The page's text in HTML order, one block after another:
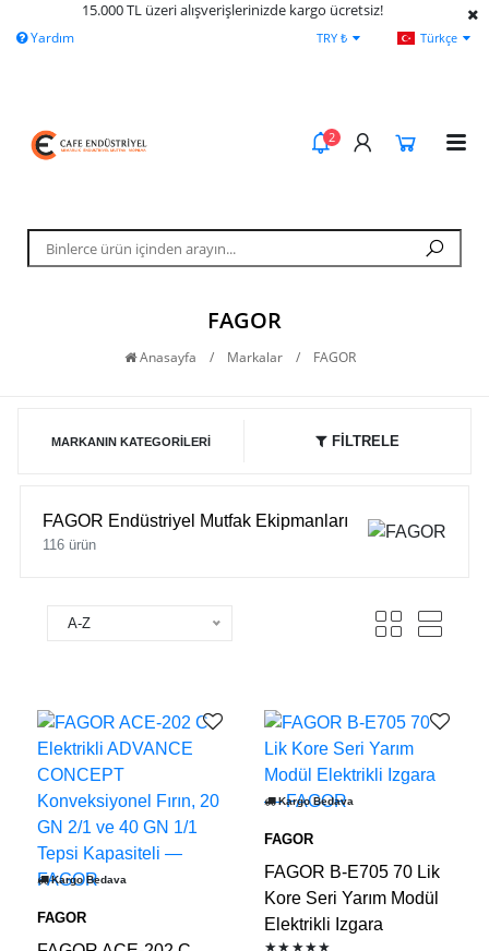
15.000 TL üzeri alışverişlerinizde kargo ücretsiz!
Yardım Ödeme Bildirimi
TRY ₺ Türkçe
2
FAGOR
Anasayfa / Markalar / FAGOR
MARKANIN KATEGORILERI FİLTRELE
FAGOR Endüstriyel Mutfak Ekipmanları
116 ürün
A-Z
Kargo Bedava
FAGOR
Kargo Bedava
FAGOR
FAGOR B-E705 70 Lik
Kore Seri Yarım Modül
Elektrikli Izgara
★★★★★